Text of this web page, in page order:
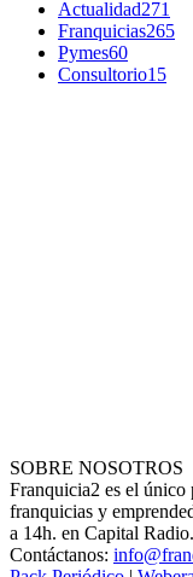
Actualidad271
Franquicias265
Pymes60
Consultorio15
SOBRE NOSOTROS
Franquicia2 es el único
franquicias y
a 14h. en Capital Radio.
Contáctanos: